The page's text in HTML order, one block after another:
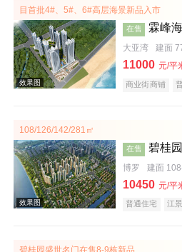
实景图
效果图
目首批4#、5#、6#高层海景新品入市
在售 霖峰
大亚湾 建面
11000 元/平
商业街商铺
108/126/142/281㎡
在售 碧桂
博罗 建面
10450 元/平
普通住宅 江
碧桂园盛世名门在售8-9栋新品